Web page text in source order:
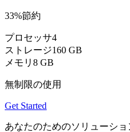
33%節約
プロセッサ4
ストレージ160 GB
メモリ 8 GB
無制限の使用
Get Started
あなたのためのソリューショ